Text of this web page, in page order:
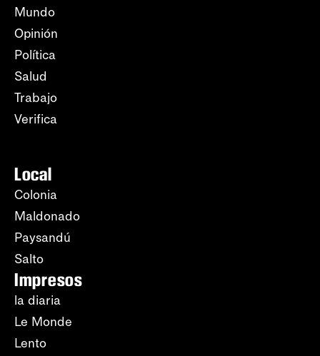
Mundo
Opinión
Política
Salud
Trabajo
Verifica
Local
Colonia
Maldonado
Paysandú
Salto
Impresos
la diaria
Le Monde
Lento